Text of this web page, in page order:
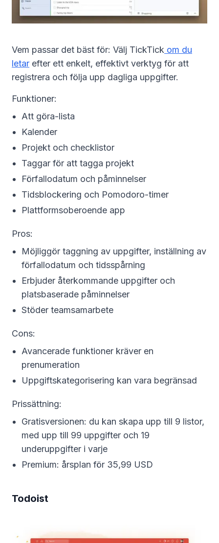
Vem passar det bäst för: Välj TickTick om du
letar efter ett enkelt, effektivt verktyg för att
registrera och följa upp dagliga uppgifter.
Funktioner:
Att göra-lista
Kalender
Projekt och checklistor
Taggar för att tagga projekt
Förfallodatum och påminnelser
Tidsblockering och Pomodoro-timer
Plattformsoberoende app
Pros:
Möjliggör taggning av uppgifter, inställning av
förfallodatum och tidsspårning
Erbjuder återkommande uppgifter och
platsbaserade påminnelser
Stöder teamsamarbete
Cons:
Avancerade funktioner kräver en
prenumeration
Uppgiftskategorisering kan vara begränsad
Prissättning:
Gratisversionen: du kan skapa upp till 9 listor,
med upp till 99 uppgifter och 19
underuppgifter i varje
Premium: årsplan för 35,99 USD
Todoist